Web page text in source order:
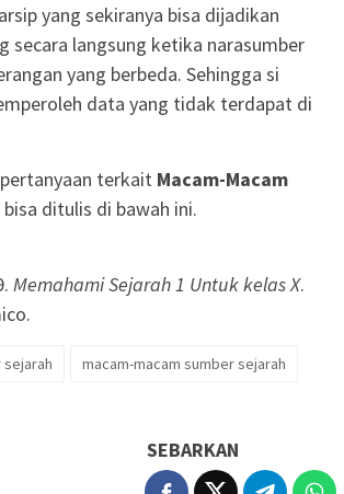
yang sekiranya bisa dijadikan
secara langsung ketika narasumber
yang berbeda. Sehingga si
data yang tidak terdapat di
terkait Macam-Macam
bisa ditulis di bawah ini.
Memahami Sejarah 1 Untuk kelas X.
sejarah
macam-macam sumber sejarah
SEBARKAN